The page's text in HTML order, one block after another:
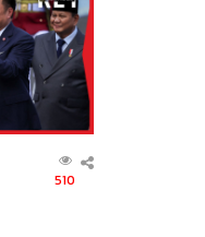
510